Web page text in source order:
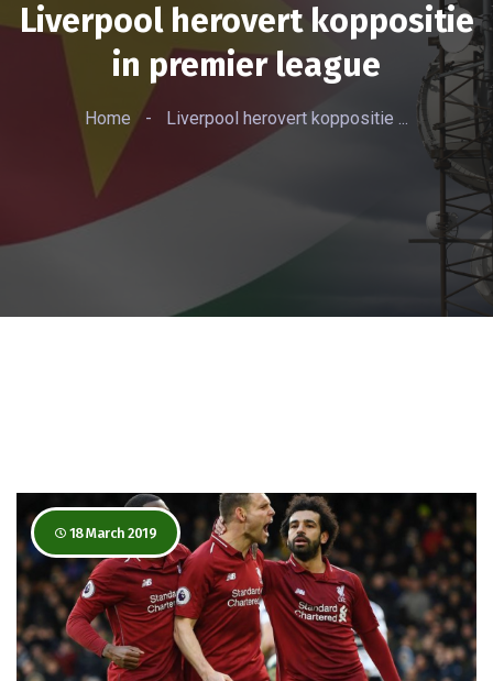
Liverpool herovert koppositie
in premier league
Home - Liverpool herovert koppositie ...
18 March 2019